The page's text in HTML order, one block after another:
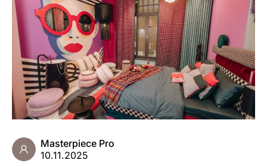
Masterpiece Pro
10.11.2025